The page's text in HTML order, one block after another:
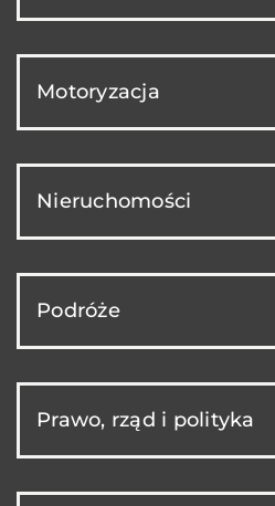
Motoryzacja
Nieruchomości
Podróże
Prawo, rząd i polityka